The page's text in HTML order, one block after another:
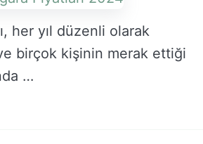
her yıl düzenli olarak
birçok kişinin merak ettiği
…